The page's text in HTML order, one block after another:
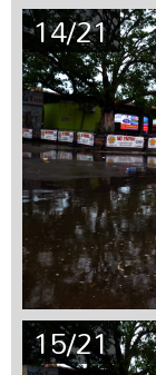
14/21
15/21